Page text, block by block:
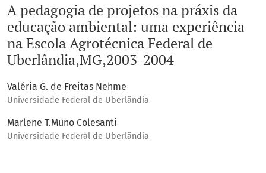
A pedagogia de projetos na práxis da
educação ambiental: uma experiência
na Escola Agrotécnica Federal de
Uberlândia,MG,2003-2004
Valéria G. de Freitas Nehme
Universidade Federal de Uberlândia
Marlene T.Muno Colesanti
Universidade Federal de Uberlândia